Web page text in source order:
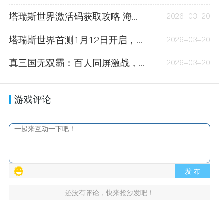
塔瑞斯世界激活码获取攻略 海量福利抢先看 2026-03-20
塔瑞斯世界首测1月12日开启，玩法新颖升级无压力 2026-03-20
真三国无双霸：百人同屏激战，经典武将悉数还原，快来体验 2026-03-20
游戏评论
发 布
还没有评论，快来抢沙发吧！